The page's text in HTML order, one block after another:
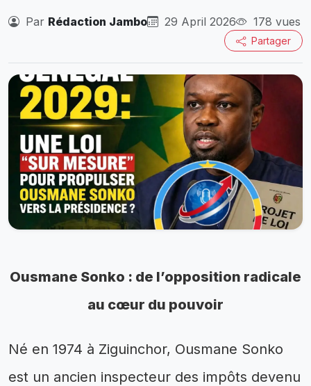
Par Rédaction Jambo 29 April 2026 178 vues
Partager
Ousmane Sonko : de l’opposition radicale
au cœur du pouvoir
Né en 1974 à Ziguinchor, Ousmane Sonko
est un ancien inspecteur des impôts devenu